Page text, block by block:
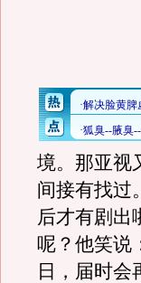
境。那亚视
间接有找过
后才有剧出
呢？他笑说
日，届时会